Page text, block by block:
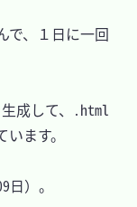
、１日に一回
成して、.html
ます。
）。